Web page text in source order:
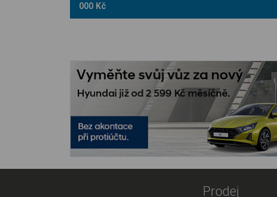
000 Kč
Prodej